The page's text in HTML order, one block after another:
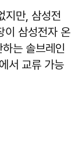
지만, 삼성전
이 삼성전자 온
는 솔브레인
서 교류 가능